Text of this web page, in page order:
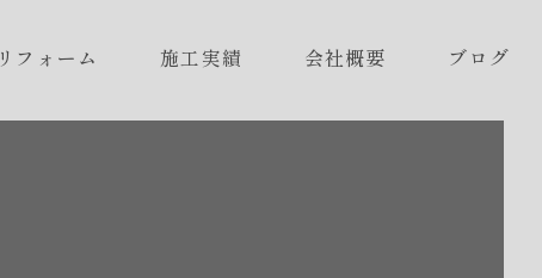
リフォーム 施工実績 会社概要 ブログ